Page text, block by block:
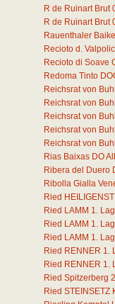
R de Ruinart Brut
R de Ruinart Brut
Rauenthaler
Recioto d.
Recioto di Soave
Redoma Tinto
Reichsrat von
Reichsrat von
Reichsrat von
Reichsrat von
Reichsrat von
Rias Baixas DO
Ribera del Duero
Ribolla Gialla
Ried
Ried LAMM 1.
Ried LAMM 1.
Ried LAMM 1.
Ried RENNER 1.
Ried RENNER 1.
Ried Spitzerberg
Ried STEINSETZ